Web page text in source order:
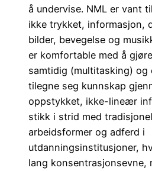
å undervise. NML er vant
ikke trykket, informasjon,
bilder, bevegelse og
er komfortable med å
samtidig (multitasking) og
tilegne seg kunnskap
oppstykket, ikke-lineær
stikk i strid med
arbeidsformer og adferd i
utdanningsinstitusjoner,
lang konsentrasjonsevne,